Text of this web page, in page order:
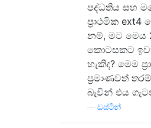
පද්ධතිය සහ
ප්‍රාථමික
නම්, මට මෙය
කොටසකට
හැකිද? මෙම
ප්‍රමාණවත්
බැවින් එය
ඩස්ටින්